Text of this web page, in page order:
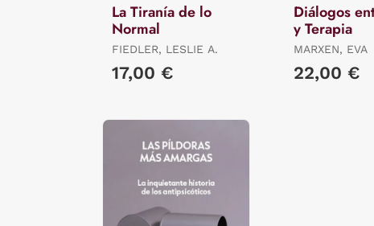
La Tiranía de lo
Normal
FIEDLER, LESLIE A.
17,00 €
Diálogos
y Terapia
MARXEN, EVA
22,00 €